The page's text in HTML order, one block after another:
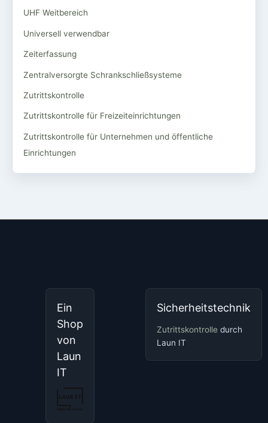
UHF Weitbereich
Universell verwendbar
Zeiterfassung
Zentralversorgte Schrankschließsysteme
Zutrittskontrolle
Zutrittskontrolle für Freizeiteinrichtungen
Zutrittskontrolle für Unternehmen und öffentliche
Einrichtungen
Ein
Shop
von
Laun
IT
Sicherheitstechnik
Zutrittskontrolle durch
Laun IT